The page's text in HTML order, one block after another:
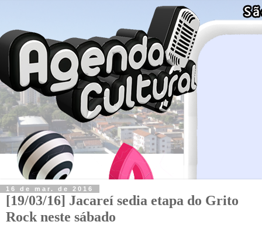
16 de mar. de 2016
[19/03/16] Jacareí sedia etapa do Grito
Rock neste sábado